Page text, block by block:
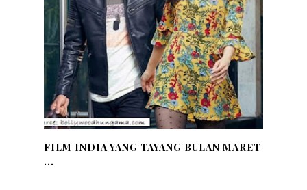
FILM INDIA YANG TAYANG BULAN MARET
...